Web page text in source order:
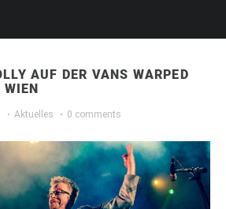
AUF DER VANS WARPED
· Aktuelles · 0 comments